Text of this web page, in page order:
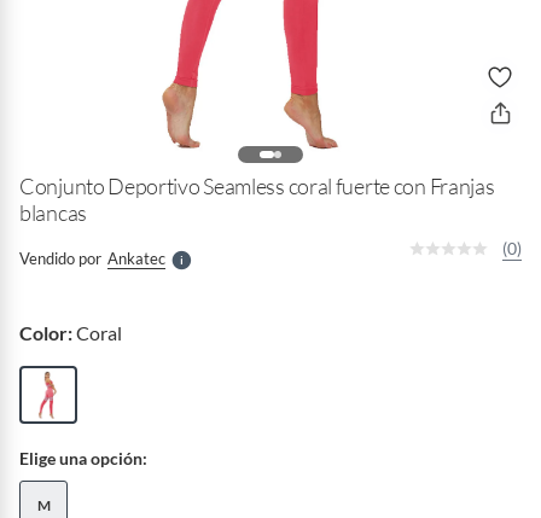
Conjunto Deportivo Seamless coral fuerte con Franjas
blancas
Vendido por AnkatecS
e
I
n
f
o
(0)
Color:Coral
Elige una opción:
M